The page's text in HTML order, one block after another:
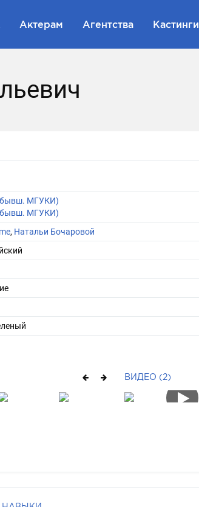
Актерам Агентства Кастинги
МГУКИ)
МГУКИ)
, Натальи Бочаровой
ВИДЕО (2)